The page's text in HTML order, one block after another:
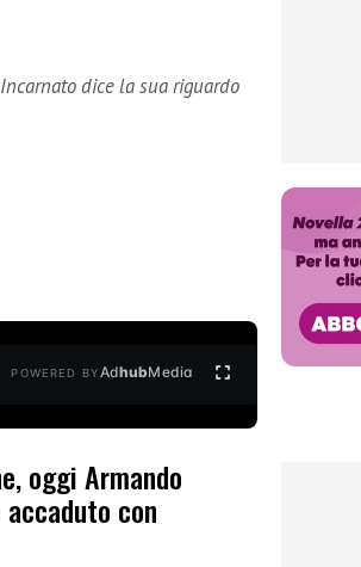
dice la sua riguardo
POWERED BYAdhubMedia
oggi Armando
con